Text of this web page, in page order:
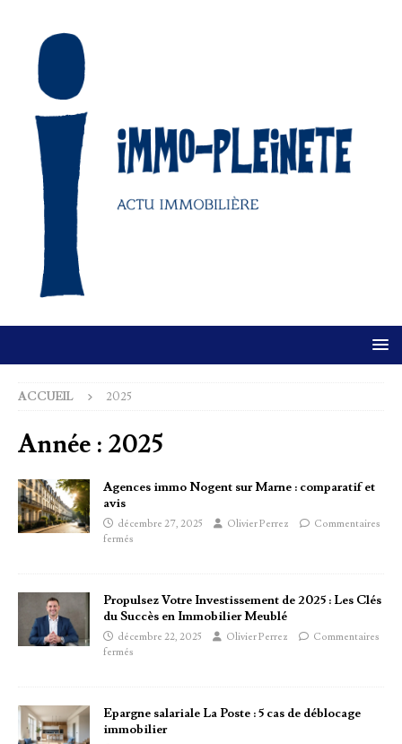
ACCUEIL 2025
Année : 2025
Agences immo Nogent sur Marne : comparatif et
avis
décembre 27, 2025 Olivier Perrez
Commentaires
fermés
Propulsez Votre Investissement de 2025 : Les Clés
du Succès en Immobilier Meublé
décembre 22, 2025 Olivier Perrez
Commentaires
fermés
Epargne salariale La Poste : 5 cas de déblocage
immobilier